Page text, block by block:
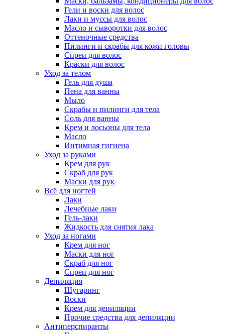
Гели и воски для волос
Лаки и муссы для волос
Масло и сыворотки для волос
Оттеночные средства
Пилинги и скрабы для кожи головы
Спреи для волос
Краски для волос
Уход за телом
Гель для душа
Пена для ванны
Мыло
Скрабы и пилинги для тела
Соль для ванны
Крем и лосьоны для тела
Масло
Интимная гигиена
Уход за руками
Крем для рук
Скраб для рук
Маски для рук
Всё для ногтей
Лаки
Лечебные лаки
Гель-лаки
Жидкость для снятия лака
Уход за ногами
Крем для ног
Маски для ног
Скраб для ног
Спреи для ног
Депиляция
Шугаринг
Воски
Крем для депиляции
Прочие средства для депиляции
Антиперспиранты